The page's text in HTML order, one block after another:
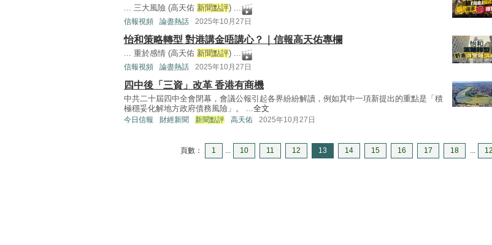
... 三大風險 (高天佑 新聞點評) ...
信報視頻 論盡熱話 2025年10月27日
怡和策略轉型 對港講金唔講心？｜信報高天佑專欄
... 重於感情 (高天佑 新聞點評) ...
信報視頻 論盡熱話 2025年10月27日
四中後「三資」改革 香港有商機
中共二十屆四中全會閉幕，會議公報引起各界紛紛解讀，例如其中一項新提出的重點是「積
極穩妥化解地方政府債務風險」。 ...全文
今日信報 財經新聞 新聞點評 高天佑 2025年10月27日
頁數： 1 ... 10 11 12 13 14 15 16 17 18 ...